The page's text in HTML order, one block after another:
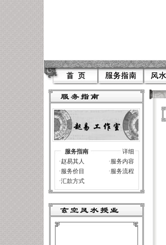
服务指南
详细
·赵易其人 ·服务内容
·服务价目 ·服务流程
·汇款方式